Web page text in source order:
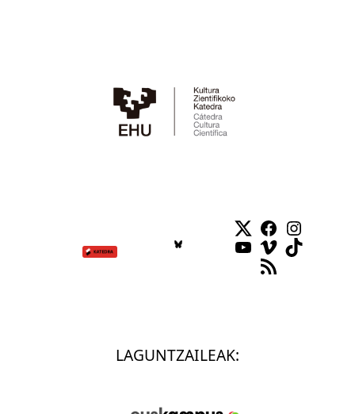
Twitter
Facebook
YouTube
VimeoTikTok
RSS Feed
LAGUNTZAILEAK: